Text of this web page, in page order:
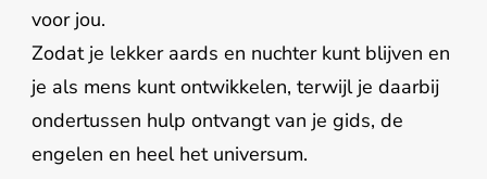
voor jou.
Zodat je lekker aards en nuchter kunt blijven en
je als mens kunt ontwikkelen, terwijl je daarbij
ondertussen hulp ontvangt van je gids, de
engelen en heel het universum.